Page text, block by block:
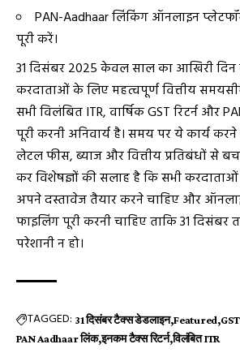
PAN-Aadhaar लिंकिंग ऑनलाइन
पूरी करें।
31 दिसंबर 2025 केवल साल का आखिरी दिन
करदाताओं के लिए महत्वपूर्ण वित्तीय
सभी विलंबित ITR, वार्षिक GST रिटर्न और
पूरी करनी अनिवार्य है। समय पर ये कार्य
लेटल फीस, ब्याज और वित्तीय प्रतिबंधों से
कर विशेषज्ञों की सलाह है कि सभी
अपने दस्तावेज तैयार करने चाहिए और
फाइलिंग पूरी करनी चाहिए ताकि 31 दिसंबर
परेशानी न हो।
TAGGED: 31 दिसंबर टैक्स डेडलाइन Featured GST
PAN Aadhaar लिंक इनकम टैक्स रिटर्न विलंबित ITR